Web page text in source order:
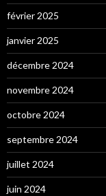
février 2025
janvier 2025
décembre 2024
novembre 2024
octobre 2024
septembre 2024
juillet 2024
juin 2024